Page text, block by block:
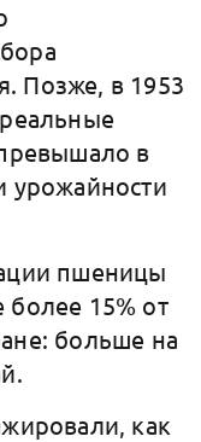
Позже, в 1953
в
урожайности
пшеницы
более 15% от
больше на
как